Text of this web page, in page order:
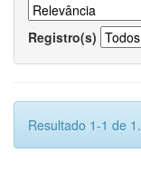
Registro(s)
Resultado 1-1 de 1.